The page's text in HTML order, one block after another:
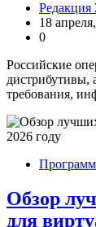
Редакция
18
0
Российские
дистрибутивы,
требования,
Обзор
для